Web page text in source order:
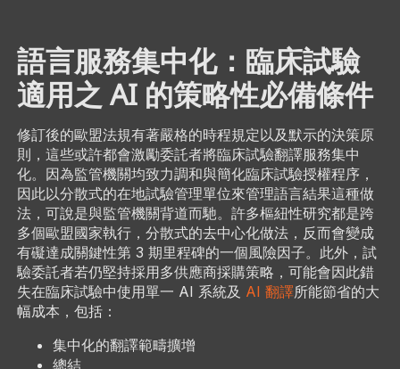
語言服務集中化：臨床試驗
適用之 AI 的策略性必備條件
修訂後的歐盟法規有著嚴格的時程規定以及默示的決策原
則，這些或許都會激勵委託者將臨床試驗翻譯服務集中
化。因為監管機關均致力調和與簡化臨床試驗授權程序，
因此以分散式的在地試驗管理單位來管理語言結果這種做
法，可說是與監管機關背道而馳。許多樞紐性研究都是跨
多個歐盟國家執行，分散式的去中心化做法，反而會變成
有礙達成關鍵性第 3 期里程碑的一個風險因子。此外，試
驗委託者若仍堅持採用多供應商採購策略，可能會因此錯
失在臨床試驗中使用單一 AI 系統及 AI 翻譯所能節省的大
幅成本，包括：
集中化的翻譯範疇擴增
總結